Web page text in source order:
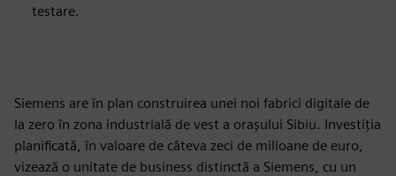
testare.
Siemens are în plan construirea unei noi fabrici digitale de
la zero în zona industrială de vest a orașului Sibiu. Investiția
planificată, în valoare de câteva zeci de milioane de euro,
vizează o unitate de business distinctă a Siemens, cu un